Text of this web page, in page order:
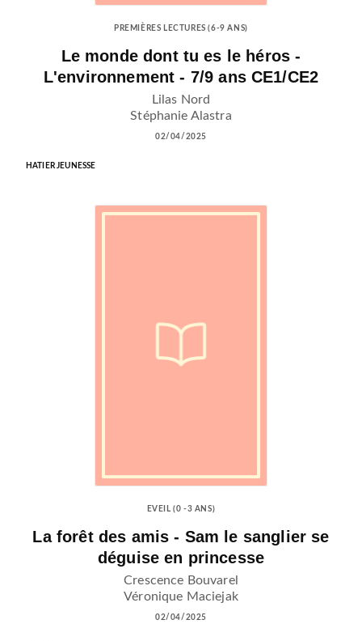
PREMIÈRES LECTURES (6-9 ANS)
Le monde dont tu es le héros -
L'environnement - 7/9 ans CE1/CE2
Lilas Nord
Stéphanie Alastra
02/04/2025
HATIER JEUNESSE
EVEIL (0 -3 ANS)
La forêt des amis - Sam le sanglier se
déguise en princesse
Crescence Bouvarel
Véronique Maciejak
02/04/2025